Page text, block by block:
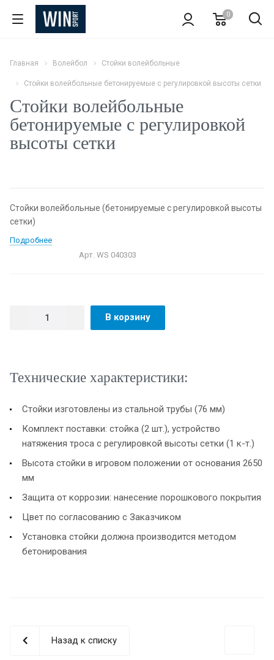
0
Главная Волейбол Стойки волейбольные
Стойки волейбольные бетонируемые с регулировкой высоты сетки
Стойки волейбольные
бетонируемые с регулировкой
высоты сетки
Стойки волейбольные (бетонируемые с регулировкой высоты
сетки)
Подробнее
Арт. WS 040303
В корзину
Технические характеристики:
Стойки изготовлены из стальной трубы (76 мм)
Комплект поставки: стойка (2 шт.), устройство
натяжения троса с регулировкой высоты сетки (1 к-т.)
Высота стойки в игровом положении от основания 2650
мм
Защита от коррозии: нанесение порошкового покрытия
Цвет по согласованию с Заказчиком
Установка стойки должна производится методом
бетонирования
Назад к списку